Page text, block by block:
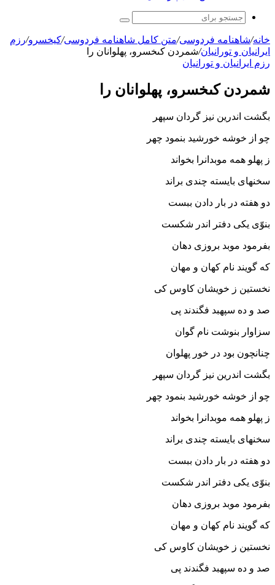
جستجو
برای
خانه/شاهنامه فردوسی/متن کامل شاهنامه فردوسی/کیخسرو/رزم
ايرانيان و تورانيان/شمردن کى‏خسرو، پهلوانان را
رزم ايرانيان و تورانيان
شمردن کى‏خسرو، پهلوانان را
بگشت اندرین نیز گردان سپهر
چو از خوشه خورشید بنمود چهر
ز پهلو همه موبدانرا بخواند
سخنهاى بایسته چندى براند
دو هفته در بار دادن ببست
بنوّى یکى دفتر اندر شکست‏
بفرمود موبد بروزى دهان
که گویند نام کهان و مهان‏
نخستین ز خویشان کاوس کى
صد و ده سپهبد فگندند پى‏
سزاوار بنوشت نام گوان
چنانچون بود در خور پهلوان‏
بگشت اندرین نیز گردان سپهر
چو از خوشه خورشید بنمود چهر
ز پهلو همه موبدانرا بخواند
سخنهاى بایسته چندى براند
دو هفته در بار دادن ببست
بنوّى یکى دفتر اندر شکست‏
بفرمود موبد بروزى دهان
که گویند نام کهان و مهان‏
نخستین ز خویشان کاوس کى
صد و ده سپهبد فگندند پى‏